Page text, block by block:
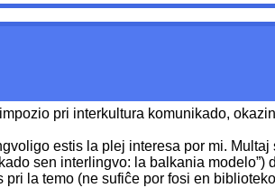
pri interkultura komunikado,
estis la plej interesa por mi.
sen interlingvo: la balkania
la temo (ne sufiĉe por fosi en